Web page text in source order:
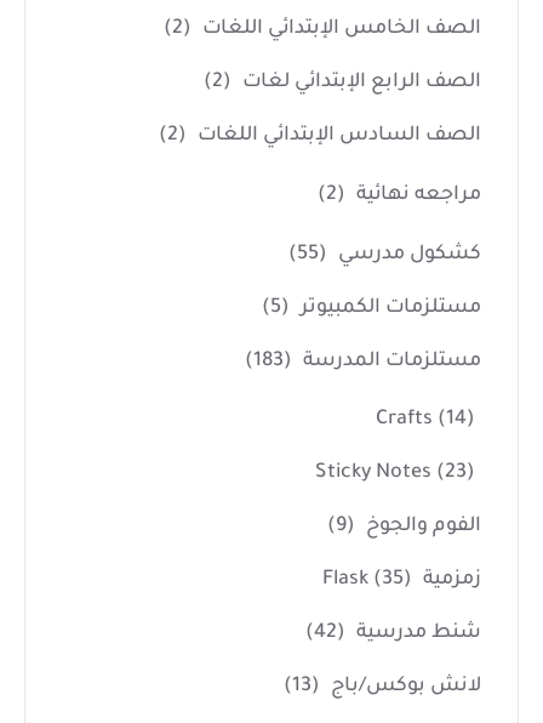
الصف الخامس الإبتدائي اللغات (2)
الصف الرابع الإبتدائي لغات (2)
الصف السادس الإبتدائي اللغات (2)
مراجعه نهائية (2)
كشكول مدرسي (55)
مستلزمات الكمبيوتر (5)
مستلزمات المدرسة (183)
Crafts (14)
Sticky Notes (23)
الفوم والجوخ (9)
زمزمية Flask (35)
شنط مدرسية (42)
لانش بوكس/باج (13)